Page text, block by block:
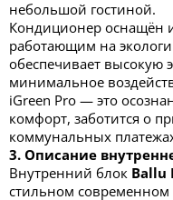
небольшой гостиной.
Кондиционер оснащён
работающим на
обеспечивает высокую
минимальное
iGreen Pro — это
комфорт, заботится о
коммунальных
3. Описание
Внутренний блок Ballu
стильном